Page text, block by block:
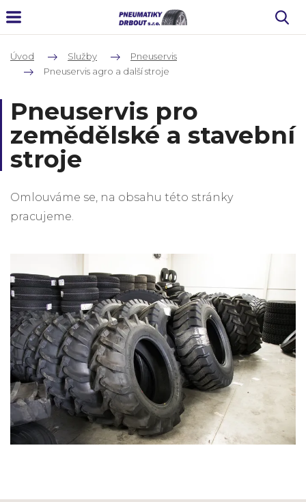
Úvod Služby
Pneuservis
Pneuservis agro a další stroje
Pneuservis pro
zemědělské a stavební
stroje
Omlouváme se, na obsahu této stránky
pracujeme.